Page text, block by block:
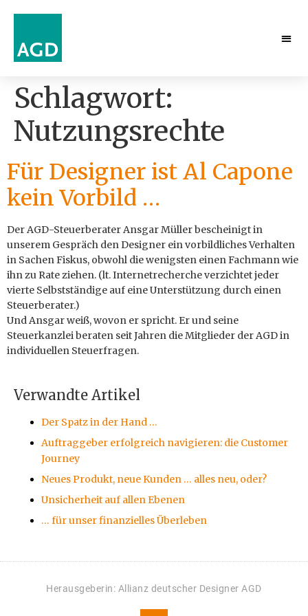
Schlagwort:
Nutzungsrechte
Für Designer ist Al Capone
kein Vorbild …
Der AGD-Steuerberater Ansgar Müller bescheinigt in
unserem Gespräch den Designer ein vorbildliches Verhalten
in Sachen Fiskus, obwohl die wenigsten einen Fachmann wie
ihn zu Rate ziehen. (lt. Internetrecherche verzichtet jeder
vierte Selbstständige auf eine Unterstützung durch einen
Steuerberater.)
Und Ansgar weiß, wovon er spricht. Er und seine
Steuerkanzlei beraten seit Jahren die Mitglieder der AGD in
individuellen Steuerfragen.
Verwandte Artikel
Der Spatz in der Hand …
Auftraggeber erfolgreich navigieren: die Customer
Journey
Neues Produkt, neue Kunden … alles neu, oder?
Unsicherheit auf allen Ebenen
… für unser finanzielles Überleben
Herausgeberin: Allianz deutscher Designer AGD